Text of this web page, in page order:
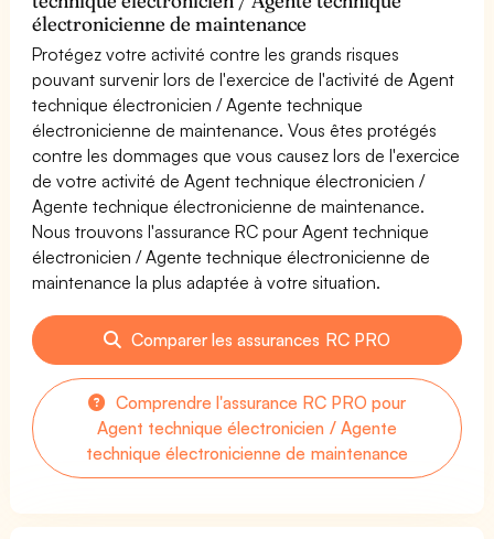
électronicienne de maintenance
Protégez votre activité contre les grands risques
pouvant survenir lors de l'exercice de l'activité de Agent
technique électronicien / Agente technique
électronicienne de maintenance. Vous êtes protégés
contre les dommages que vous causez lors de l'exercice
de votre activité de Agent technique électronicien /
Agente technique électronicienne de maintenance.
Nous trouvons l'assurance RC pour Agent technique
électronicien / Agente technique électronicienne de
maintenance la plus adaptée à votre situation.
Comparer les assurances RC PRO
Comprendre l'assurance RC PRO pour
Agent technique électronicien / Agente
technique électronicienne de maintenance